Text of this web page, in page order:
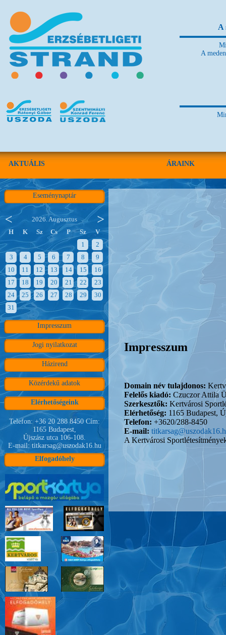
A
A
AKTUÁLIS ÁRAINK
Eseménynaptár
2026. Augusztus
H
K Sz Cs P Sz
V
1
2
3
4 5 6 7 8
9
10
11 12 13 14 15
16
17
18 19 20 21 22
23
24
25 26 27 28 29
30
31
Impresszum
Jogi nyilatkozat
Házirend
Közérdekű adatok
Elérhetőségeink
Telefon: +36 20 288 8450 Cím:
1165 Budapest,
Újszász utca 106-108.
E-mail: titkarsag@uszodak16.hu
Elfogadóhely
Impresszum
Domain név tulajdonos:
Felelős kiadó: Czuczor Attila
Szerkesztők: Kertvárosi
Elérhetőség: 1165 Budapest,
Telefon: +3620/288-8450
E-mail:
A Kertvárosi